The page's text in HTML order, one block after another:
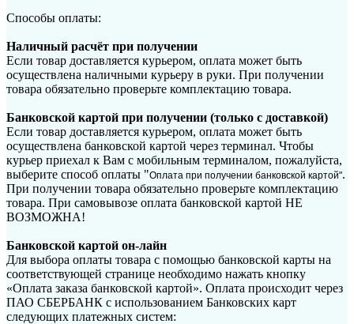
Способы оплаты:
Наличный расчёт при получении
Если товар доставляется курьером, оплата может быть
осуществлена наличными курьеру в руки. При получении
товара обязательно проверьте комплектацию товара.
Банковской картой при получении (только с доставкой)
Если товар доставляется курьером, оплата может быть
осуществлена банковской картой через терминал. Чтобы
курьер приехал к Вам с мобильным терминалом, пожалуйста,
выберите способ оплаты "Оплата при получении банковской картой".
При получении товара обязательно проверьте комплектацию
товара. При самовывозе оплата банковской картой НЕ
ВОЗМОЖНА!
Банковской картой он-лайн
Для выбора оплаты товара с помощью банковской карты на
соответствующей странице необходимо нажать кнопку
«Оплата заказа банковской картой». Оплата происходит через
ПАО СБЕРБАНК с использованием Банковских карт
следующих платежных систем: